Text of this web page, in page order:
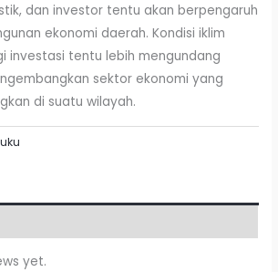
dan investor tentu akan berpengaruh
ekonomi daerah. Kondisi iklim
investasi tentu lebih mengundang
sektor ekonomi yang
di suatu wilayah.
yet.